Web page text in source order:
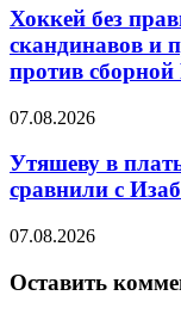
Хоккей без
скандинавов и
против сборной
07.08.2026
Утяшеву в
сравнили с
07.08.2026
Оставить